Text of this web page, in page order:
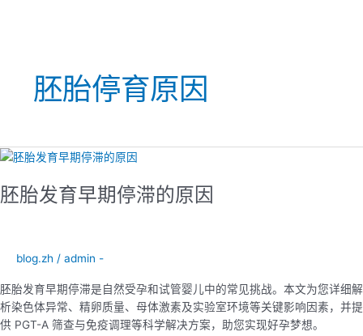
胚胎停育原因
胚胎发育早期停滞的原因
blog.zh / admin -
胚胎发育早期停滞是自然受孕和试管婴儿中的常见挑战。本文为您详细解
析染色体异常、精卵质量、母体激素及实验室环境等关键影响因素，并提
供 PGT-A 筛查与免疫调理等科学解决方案，助您实现好孕梦想。
胚
发
的
原